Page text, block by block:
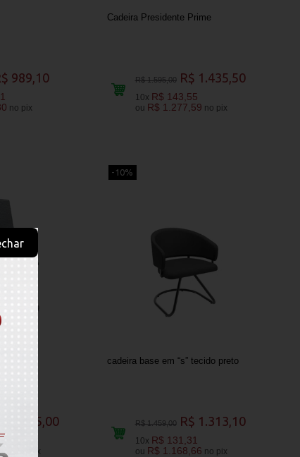
989,10
no pix
Cadeira Presidente Prime
R$ 1.595,00 R$ 1.435,50
10x R$ 143,55
ou R$ 1.277,59 no pix
R$ 2.565,00
no pix
-10%
cadeira base em “s” tecido preto
R$ 1.459,00 R$ 1.313,10
10x R$ 131,31
ou R$ 1.168,66 no pix